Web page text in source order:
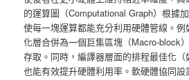
的運算圖（Computational Graph）根據
使每一塊運算都能充分利用硬體管線。
化層合併為一個巨集區塊（Macro-block
存取。同時，編譯器層面的排程最佳化（
也能有效提升硬體利用率。軟硬體協同